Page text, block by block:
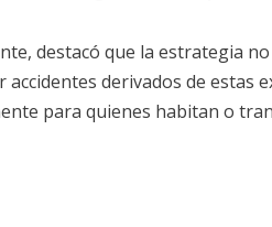
destacó que la estrategia
accidentes derivados de estas
para quienes habitan o